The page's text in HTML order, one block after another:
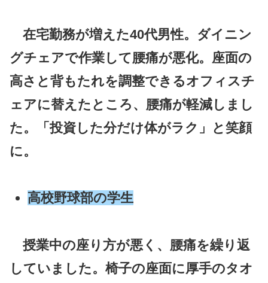
在宅勤務が増えた40代男性。ダイニン
グチェアで作業して腰痛が悪化。座面の
高さと背もたれを調整できるオフィスチ
ェアに替えたところ、腰痛が軽減しまし
た。「投資した分だけ体がラク」と笑顔
に。
高校野球部の学生
授業中の座り方が悪く、腰痛を繰り返
していました。椅子の座面に厚手のタオ